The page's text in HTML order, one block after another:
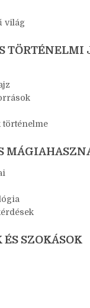
világ
TÖRTÉNELMI
történelme
ÉS SZOKÁSOK